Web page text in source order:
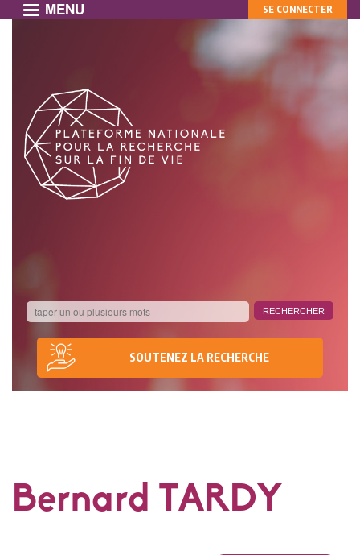
principal
MENU
SOUTENEZ LA RECHERCHE
MON
COMPTE
SE CONNECTER
Bernard TARDY